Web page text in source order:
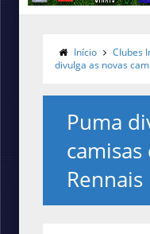
Início Clubes
divulga as novas
Puma
Rennais